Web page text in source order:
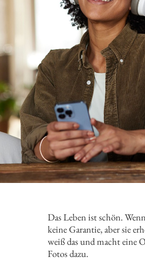
Das Leben ist schön.
keine Garantie, aber sie
weiß das und macht eine
Fotos dazu.